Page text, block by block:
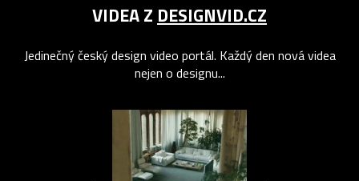
VIDEA Z DESIGNVID.CZ
Jedinečný český design video portál. Každý den nová videa
nejen o designu...